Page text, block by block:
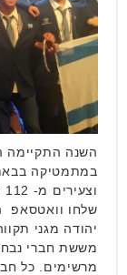
שלחו וואטסאפ
יהודה מגני
מששת חברי
מרשימים. כל